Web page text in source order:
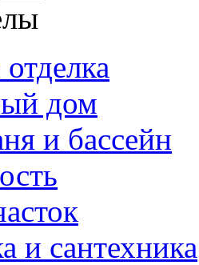
дом
и бассейн
и сантехника